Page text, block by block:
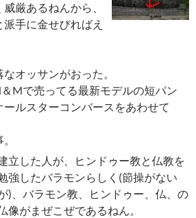
威厳あるねんから、
派手に金せびればえ
なオッサンがおった。
Mで売ってる最新モデルの短パン
ールスターコンバースをあわせて
立した人が、ヒンドゥー教と仏教を
強したバラモンらしく(節操がない
)、バラモン教、ヒンドゥー、仏、の
像がまぜこぜであるねん。